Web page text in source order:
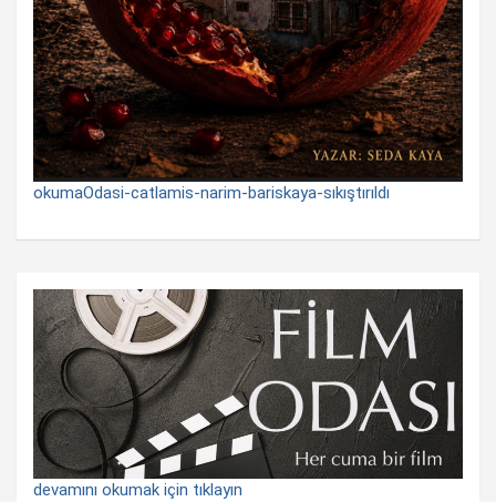
okumaOdasi-catlamis-narim-bariskaya-sıkıştırıldı
devamını okumak için tıklayın